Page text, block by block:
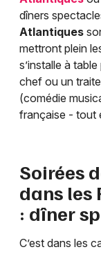
dîners
Atlantiques
mettront plein
s’installe à
chef ou un
(comédie
française - tout
Soirées
dans les
: dîner
C’est dans les